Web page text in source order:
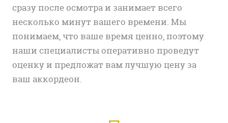
сразу после осмотра и занимает всего
несколько минут вашего времени. Мы
понимаем, что ваше время ценно, поэтому
наши специалисты оперативно проведут
оценку и предложат вам лучшую цену за
ваш аккордеон.